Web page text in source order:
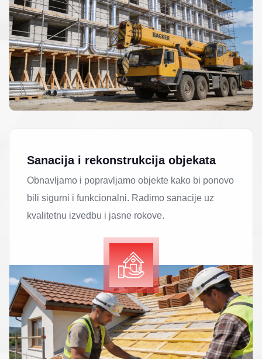
Sanacija i rekonstrukcija objekata
Obnavljamo i popravljamo objekte kako bi ponovo
bili sigurni i funkcionalni. Radimo sanacije uz
kvalitetnu izvedbu i jasne rokove.